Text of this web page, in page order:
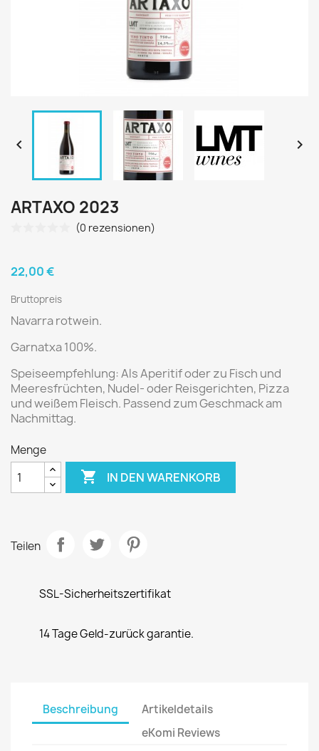
 
ARTAXO 2023
(0 rezensionen)
22,00 €
Bruttopreis
Navarra rotwein.
Garnatxa 100%.
Speiseempfehlung:Als Aperitif oder zu Fisch und
Meeresfrüchten, Nudel- oder Reisgerichten, Pizza
und weißem Fleisch. Passend zum Geschmack am
Nachmittag.
Menge
 IN DEN WARENKORB
Teilen
SSL-Sicherheitszertifikat
14 Tage Geld-zurück garantie.
Beschreibung
Artikeldetails
eKomi Reviews